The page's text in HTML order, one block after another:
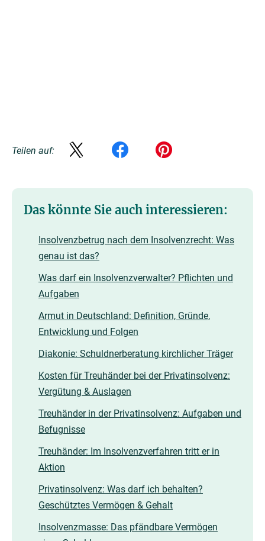
Teilen auf:
Das könnte Sie auch interessieren:
Insolvenzbetrug nach dem Insolvenzrecht: Was
genau ist das?
Was darf ein Insolvenzverwalter? Pflichten und
Aufgaben
Armut in Deutschland: Definition, Gründe,
Entwicklung und Folgen
Diakonie: Schuldnerberatung kirchlicher Träger
Kosten für Treuhänder bei der Privatinsolvenz:
Vergütung & Auslagen
Treuhänder in der Privatinsolvenz: Aufgaben und
Befugnisse
Treuhänder: Im Insolvenzverfahren tritt er in
Aktion
Privatinsolvenz: Was darf ich behalten?
Geschütztes Vermögen & Gehalt
Insolvenzmasse: Das pfändbare Vermögen